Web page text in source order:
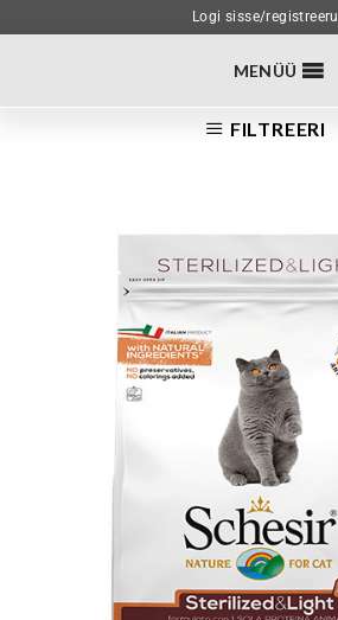
Logi sisse/registreeru
MENÜÜ
FILTREERI